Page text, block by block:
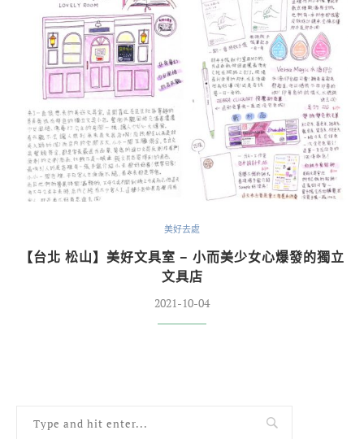
美好去處
【台北 松山】美好文具室 – 小而美少女心爆發的獨立
文具店
2021-10-04